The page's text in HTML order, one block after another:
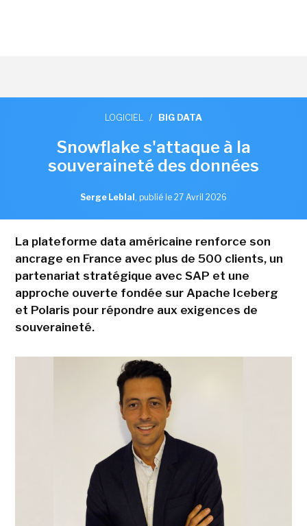
LOGICIEL / BIG DATA
Snowflake s'attaque à la
souveraineté des données
Serge Leblal , publié le 27 Avril 2026
La plateforme data américaine renforce son
ancrage en France avec plus de 500 clients, un
partenariat stratégique avec SAP et une
approche ouverte fondée sur Apache Iceberg
et Polaris pour répondre aux exigences de
souveraineté.